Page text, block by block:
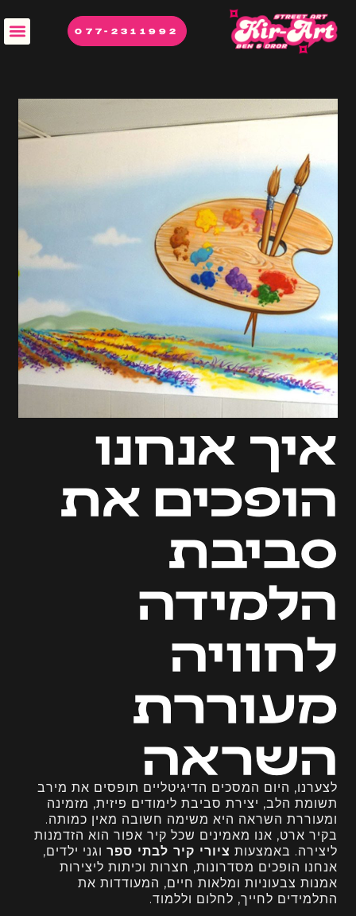
077-2311992
איך אנחנו
הופכים את
סביבת
הלמידה
לחוויה
מעוררת
השראה
לצערנו, היום המסכים הדיגיטליים תופסים את מירב
תשומת הלב, יצירת סביבת לימודים פיזית, מזמינה
ומעוררת השראה היא משימה חשובה מאין כמותה.
בקיר ארט, אנו מאמינים שכל קיר אפור הוא הזדמנות
ליצירה. באמצעות ציורי קיר לבתי ספר וגני ילדים,
אנחנו הופכים מסדרונות, חצרות וכיתות ליצירות
אמנות צבעוניות ומלאות חיים, המעודדות את
התלמידים לחייך, לחלום וללמוד.